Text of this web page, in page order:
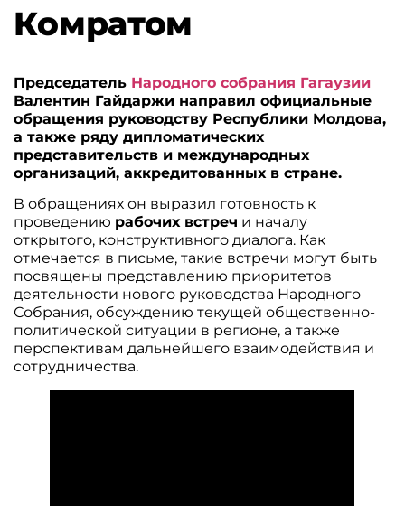
Комратом
Председатель Народного cобрания Гагаузии
Валентин Гайдаржи направил официальные
обращения руководству Республики Молдова,
а также ряду дипломатических
представительств и международных
организаций, аккредитованных в стране.
В обращениях он выразил готовность к
проведению рабочих встреч и началу
открытого, конструктивного диалога. Как
отмечается в письме, такие встречи могут быть
посвящены представлению приоритетов
деятельности нового руководства Народного
Собрания, обсуждению текущей общественно-
политической ситуации в регионе, а также
перспективам дальнейшего взаимодействия и
сотрудничества.